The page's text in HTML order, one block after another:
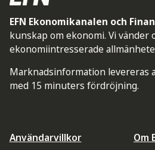
EFN Ekonomikanalen och
kunskap om ekonomi. Vi vänder
ekonomiintresserade
Marknadsinformation levereras
med 15 minuters fördröjning.
Användarvillkor
Om